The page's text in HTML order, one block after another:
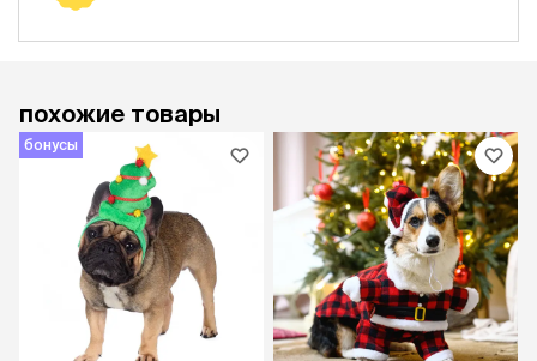
похожие товары
бонусы